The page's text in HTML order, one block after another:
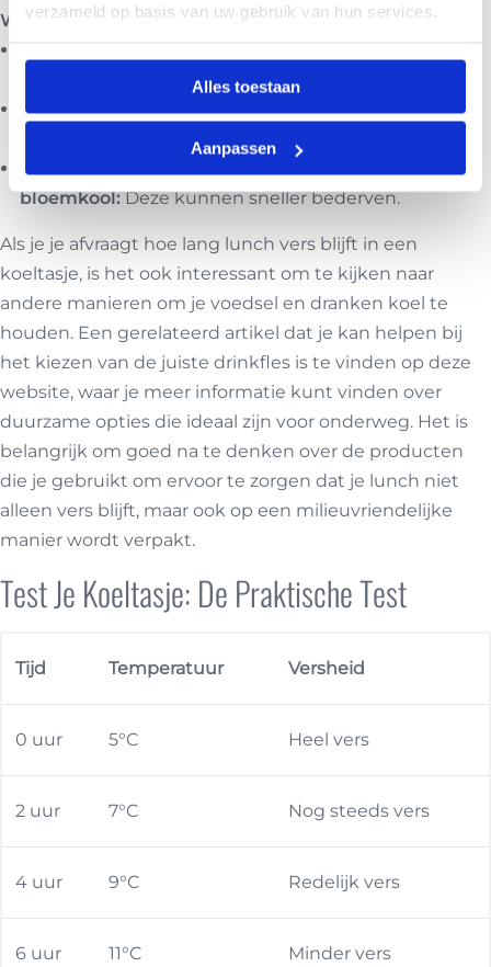
verzameld op basis van uw gebruik van hun services.
Alles toestaan
Aanpassen
Wat Kan Beter Vermeden Worden?
Rauwe vis:Zeer gevoelig en risicovol, tenzij je zeker
bent van de koeling.
Verse ongekookte groenten zoals spruitjes of
bloemkool:Deze kunnen sneller bederven.
Als je je afvraagt hoe lang lunch vers blijft in een
koeltasje, is het ook interessant om te kijken naar
andere manieren om je voedsel en dranken koel te
houden. Een gerelateerd artikel dat je kan helpen bij
het kiezen van de juiste drinkfles is te vinden op deze
website, waar je meer informatie kunt vinden over
duurzame opties die ideaal zijn voor onderweg. Het is
belangrijk om goed na te denken over de producten
die je gebruikt om ervoor te zorgen dat je lunch niet
alleen vers blijft, maar ook op een milieuvriendelijke
manier wordt verpakt.
Test Je Koeltasje: De Praktische Test
Tijd Temperatuur Versheid
0 uur 5°C Heel vers
2 uur 7°C Nog steeds vers
4 uur 9°C Redelijk vers
6 uur 11°C Minder vers